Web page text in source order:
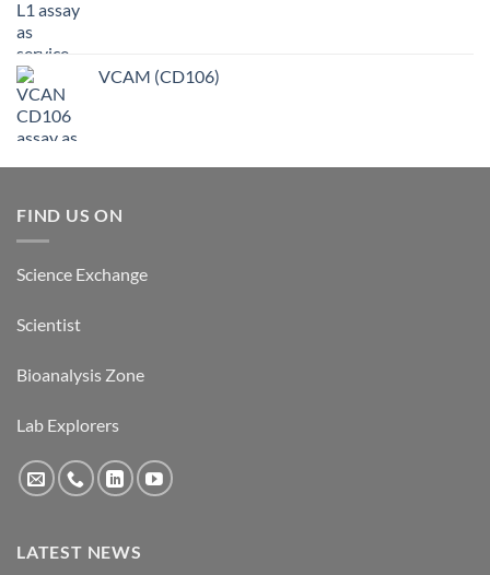
VCAM (CD106)
FIND US ON
Science Exchange
Scientist
Bioanalysis Zone
Lab Explorers
LATEST NEWS